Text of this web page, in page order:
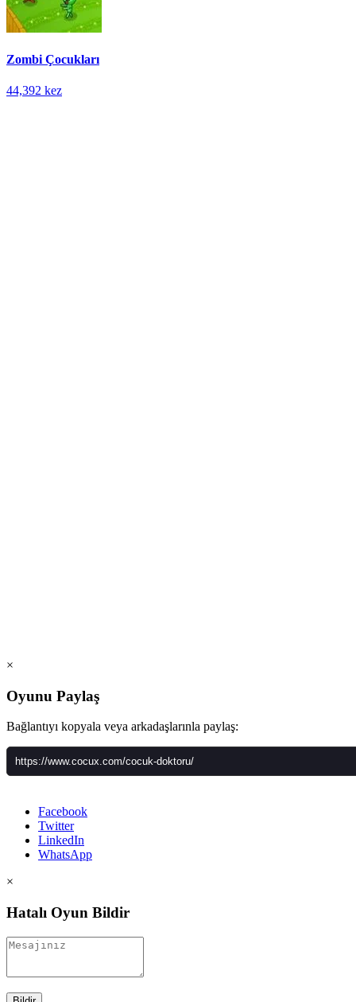
Zombi Çocukları
44,392 kez
×
Oyunu Paylaş
Bağlantıyı kopyala veya arkadaşlarınla paylaş:
Facebook
Twitter
LinkedIn
WhatsApp
×
Hatalı Oyun Bildir